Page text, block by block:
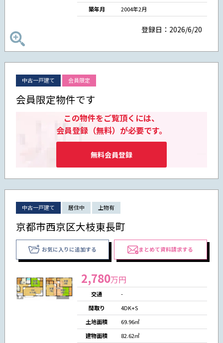
築年月
2004年2月
登録日：2026/6/20
中古一戸建て 会員限定
会員限定物件です
この物件をご覧頂くには、
会員登録（無料）が必要です。
無料会員登録
中古一戸建て 居住中 上物有
京都市西京区大枝東長町
お気に入りに追加する まとめて資料請求する
2,780万円
交通
-
間取り
4DK+S
土地面積
69.96㎡
建物面積
82.62㎡